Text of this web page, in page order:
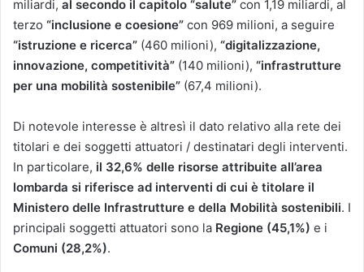
miliardi, al secondo il capitolo “salute” con 1,19 miliardi, al
terzo “inclusione e coesione” con 969 milioni, a seguire
“istruzione e ricerca” (460 milioni), “digitalizzazione,
innovazione, competitività” (140 milioni), “infrastrutture
per una mobilità sostenibile” (67,4 milioni).
Di notevole interesse è altresì il dato relativo alla rete dei
titolari e dei soggetti attuatori / destinatari degli interventi.
In particolare, il 32,6% delle risorse attribuite all’area
lombarda si riferisce ad interventi di cui è titolare il
Ministero delle Infrastrutture e della Mobilità sostenibili. I
principali soggetti attuatori sono la Regione (45,1%) e i
Comuni (28,2%).